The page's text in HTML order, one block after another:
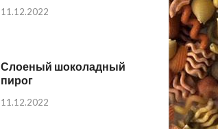
11.12.2022
Слоеный шоколадный
пирог
11.12.2022